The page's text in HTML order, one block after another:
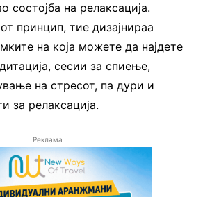
состојба на релаксација.
принцип, тие дизајнираа
на која можете да најдете
сесии за спиење,
на стресот, па дури и
за релаксација.
Реклама